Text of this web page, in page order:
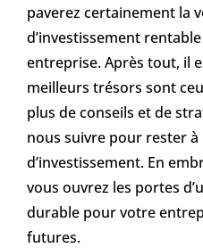
paverez certainement la
d’investissement
entreprise. Après tout, il
meilleurs trésors sont
plus de conseils et de
nous suivre pour rester
d’investissement. En
vous ouvrez les portes
durable pour votre
futures.